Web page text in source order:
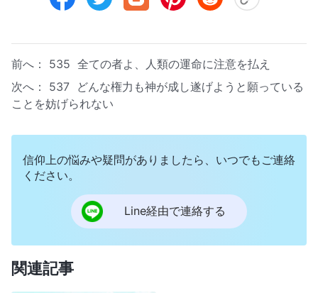
前へ： 535 全ての者よ、人類の運命に注意を払え
次へ： 537 どんな権力も神が成し遂げようと願っている
ことを妨げられない
信仰上の悩みや疑問がありましたら、いつでもご連絡
ください。
Line経由で連絡する
関連記事